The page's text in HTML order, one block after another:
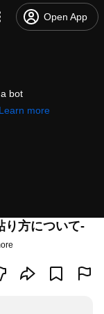
Open App
bot
Learn more
り方について-